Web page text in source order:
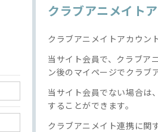
クラブアニメイト
クラブアニメイトアカウン
当サイト会員で、クラブア
ン後のマイページでクラブ
当サイト会員でない場合は
することができます。
クラブアニメイト連携に関